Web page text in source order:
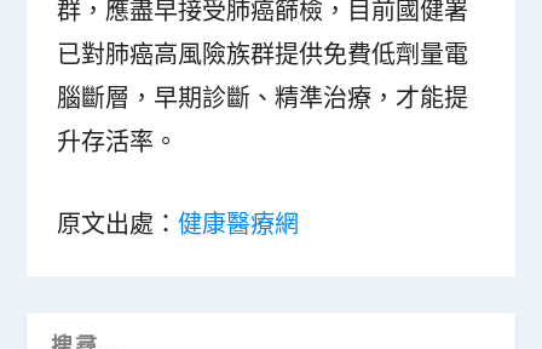
群，應盡早接受肺癌篩檢，目前國健署
已對肺癌高風險族群提供免費低劑量電
腦斷層，早期診斷、精準治療，才能提
升存活率。
原文出處：健康醫療網